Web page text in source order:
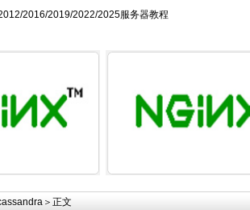
2016/2019/2022/2025服务器教程
＞正文